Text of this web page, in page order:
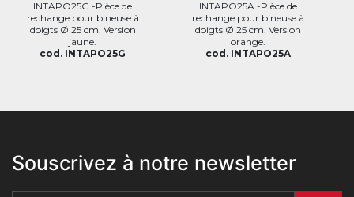
INTAPO25G -Pièce de
rechange pour bineuse à
doigts Ø 25 cm. Version
jaune.
cod. INTAPO25G
INTAPO25A -Pièce de
rechange pour bineuse à
doigts Ø 25 cm. Version
orange.
cod. INTAPO25A
Souscrivez à notre newsletter